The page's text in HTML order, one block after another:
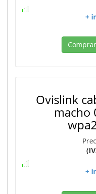
+
Comprar
Ovislink
macho
+